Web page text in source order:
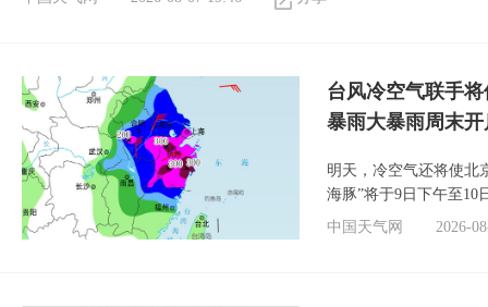
台风冷空气联手
暴雨大暴雨周末开
明天，冷空气还将使北
海豚”将于9日下午至10
中国天气网
2026-